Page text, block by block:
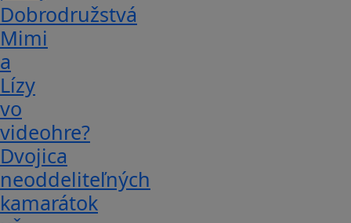
Dobrodružstvá
Mimi
a
Lízy
vo
videohre?
Dvojica
neoddeliteľných
kamarátok